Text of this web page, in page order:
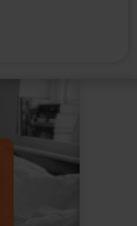
azok
akiknél